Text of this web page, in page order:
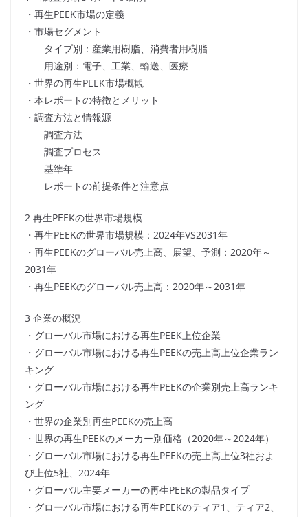
・再生PEEK市場の定義
・市場セグメント
タイプ別：産業用樹脂、消費者用樹脂
用途別：電子、工業、輸送、医療
・世界の再生PEEK市場概観
・本レポートの特徴とメリット
・調査方法と情報源
調査方法
調査プロセス
基準年
レポートの前提条件と注意点
2 再生PEEKの世界市場規模
・再生PEEKの世界市場規模：2024年VS2031年
・再生PEEKのグローバル売上高、展望、予測：2020年～
2031年
・再生PEEKのグローバル売上高：2020年～2031年
3 企業の概況
・グローバル市場における再生PEEK上位企業
・グローバル市場における再生PEEKの売上高上位企業ラン
キング
・グローバル市場における再生PEEKの企業別売上高ランキ
ング
・世界の企業別再生PEEKの売上高
・世界の再生PEEKのメーカー別価格（2020年～2024年）
・グローバル市場における再生PEEKの売上高上位3社およ
び上位5社、2024年
・グローバル主要メーカーの再生PEEKの製品タイプ
・グローバル市場における再生PEEKのティア1、ティア2、